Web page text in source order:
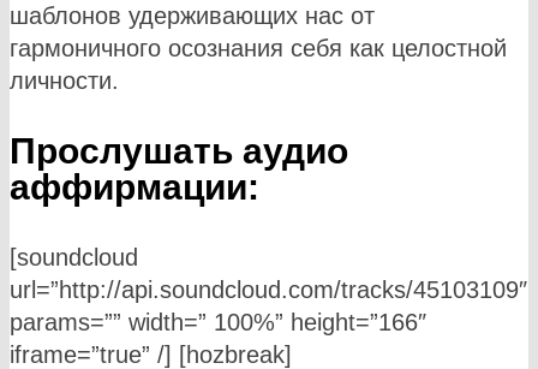
шаблонов удерживающих нас от
гармоничного осознания себя как целостной
личности.
Прослушать аудио
аффирмации:
[soundcloud
url=”http://api.soundcloud.com/tracks/45103109″
params=”” width=” 100%” height=”166″
iframe=”true” /] [hozbreak]